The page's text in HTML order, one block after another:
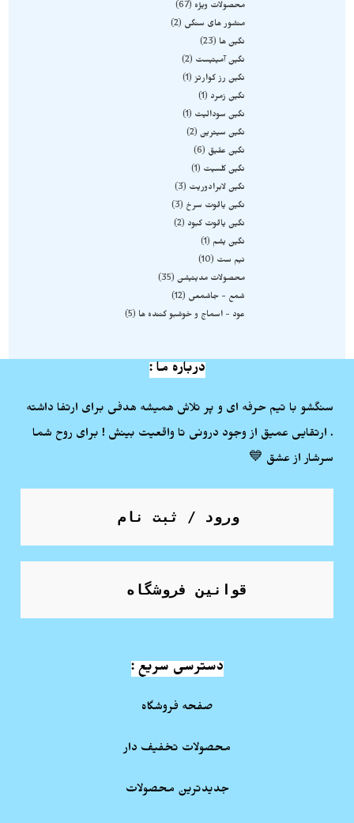
محصولات ویژه
67
منشور های سنگی
2
نگین ها
23
نگین آمیتیست
2
نگین رز کوارتز
1
نگین زمرد
1
نگین سودالیت
1
نگین سیترین 2
نگین عقیق
6
نگین کلسیت
1
نگین لابرادوریت
3
نگین یاقوت سرخ
3
نگین یاقوت کبود
2
نگین یشم
1
نیم ست
10
محصولات مدیتیشن 35
شمع - جاشمعی
12
عود - اسماج و خوشبو کننده ها
5
درباره ما :
سنگشو با تیم حرفه ای و پر تلاش همیشه هدفی برای ارتفا داشته
. ارتقایی عمیق از وجود درونی تا واقعیت بینش ! برای روح شما
سرشار از عشق 💙
ورود / ثبت نام
قوانین فروشگاه
دسترسی سریع :
صفحه فروشگاه
محصولات تخفیف دار
جدیدترین محصولات